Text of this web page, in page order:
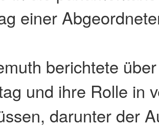
einer
berichtete
und ihre Rolle in
darunter der